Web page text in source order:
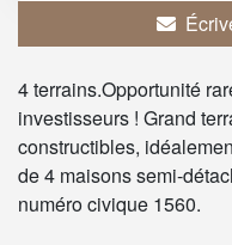
4 terrains.Opportunité
investisseurs ! Grand
constructibles,
de 4 maisons semi-
numéro civique 1560.